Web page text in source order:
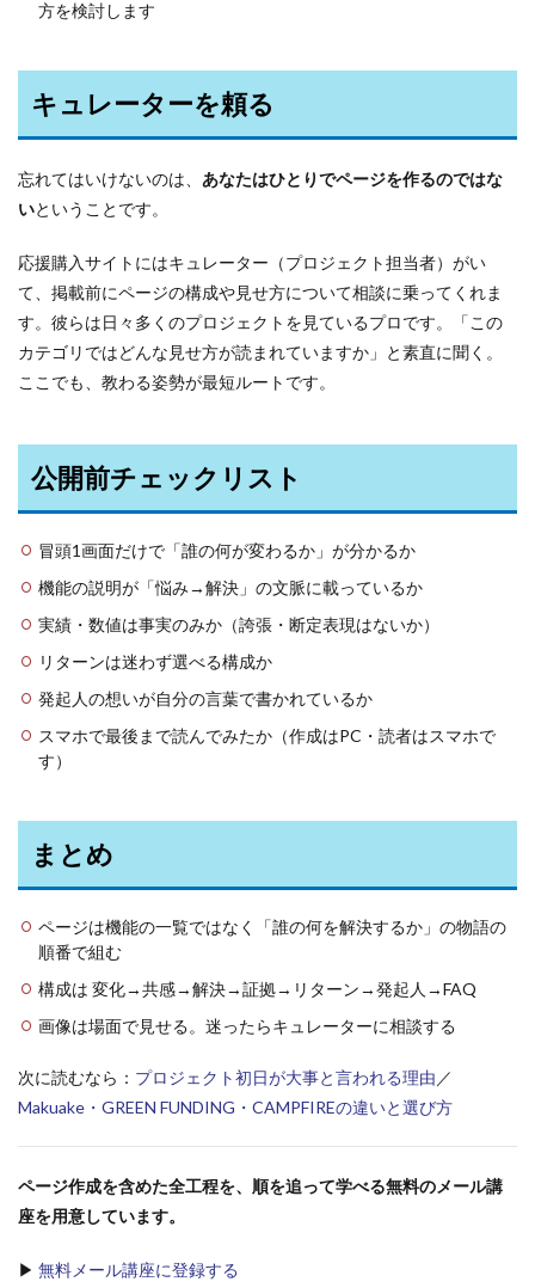
方を検討します
キュレーターを頼る
忘れてはいけないのは、 あなたはひとりでページを作るのではな
いということです。
応援購入サイトにはキュレーター（プロジェクト担当者）がい
て、掲載前にページの構成や見せ方について相談に乗ってくれま
す。彼らは日々多くのプロジェクトを見ているプロです。「この
カテゴリではどんな見せ方が読まれていますか」と素直に聞く。
ここでも、教わる姿勢が最短ルートです。
公開前チェックリスト
冒頭1画面だけで「誰の何が変わるか」が分かるか
機能の説明が「悩み→解決」の文脈に載っているか
実績・数値は事実のみか（誇張・断定表現はないか）
リターンは迷わず選べる構成か
発起人の想いが自分の言葉で書かれているか
スマホで最後まで読んでみたか（作成はPC・読者はスマホで
す）
まとめ
ページは機能の一覧ではなく「誰の何を解決するか」の物語の
順番で組む
構成は 変化→共感→解決→証拠→リターン→発起人→FAQ
画像は場面で見せる。迷ったらキュレーターに相談する
次に読むなら： プロジェクト初日が大事と言われる理由 ／
Makuake・GREEN FUNDING・CAMPFIREの違いと選び方
ページ作成を含めた全工程を、順を追って学べる無料のメール講
座を用意しています。
▶ 無料メール講座に登録する